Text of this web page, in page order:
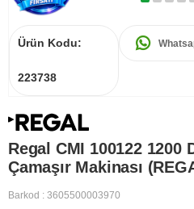
Ürün Kodu:
223738
Regal CMI 100122 1200
Çamaşır Makinası
Barkod : 3605500003970